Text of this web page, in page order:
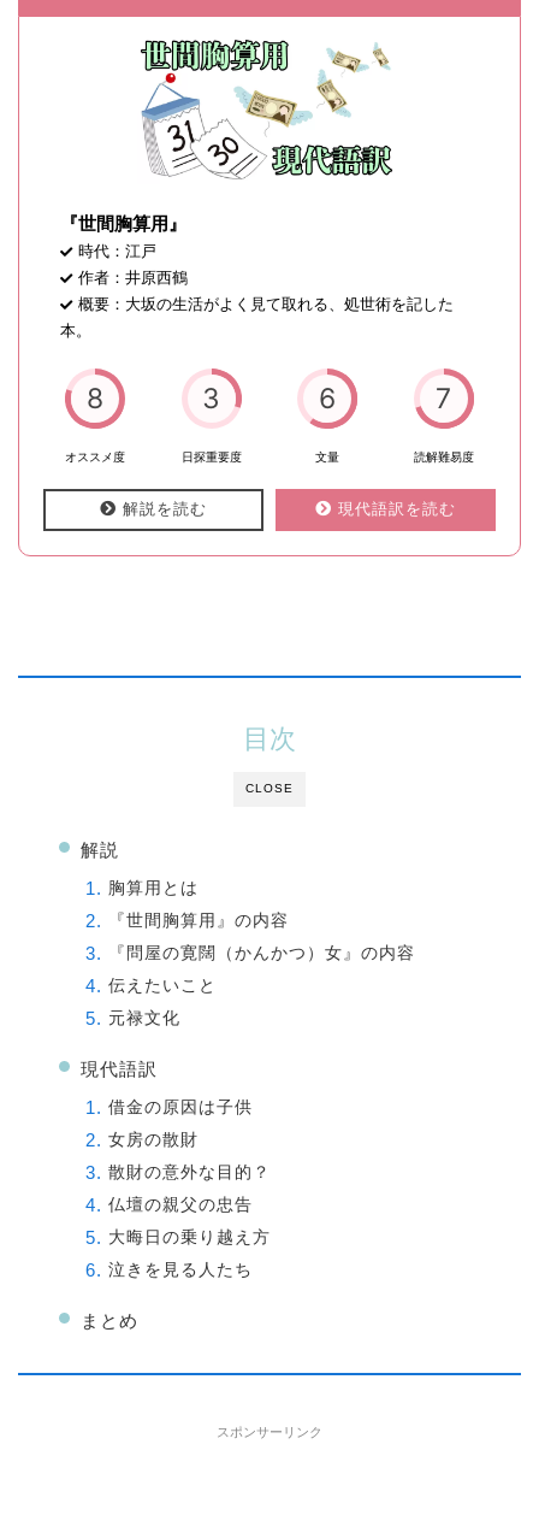
『世間胸算用』
時代：江戸
作者：井原西鶴
概要：大坂の生活がよく見て取れる、処世術を記した
本。
8
オススメ度
3
日探重要度
6
文量
7
読解難易度
解説を読む 現代語訳を読む
CLOSE
目次
解説
胸算用とは
『世間胸算用』の内容
『問屋の寛闊（かんかつ）女』の内容
伝えたいこと
元禄文化
現代語訳
借金の原因は子供
女房の散財
散財の意外な目的？
仏壇の親父の忠告
大晦日の乗り越え方
泣きを見る人たち
まとめ
スポンサーリンク